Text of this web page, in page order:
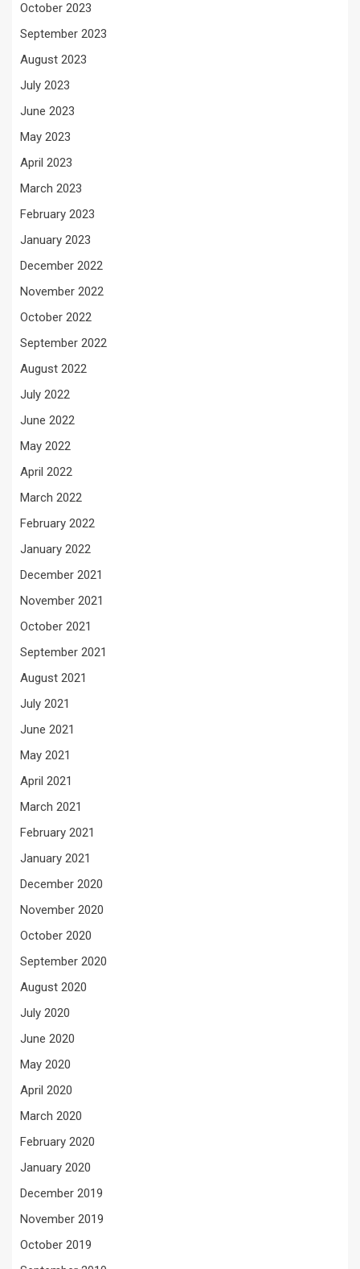
October 2023
September 2023
August 2023
July 2023
June 2023
May 2023
April 2023
March 2023
February 2023
January 2023
December 2022
November 2022
October 2022
September 2022
August 2022
July 2022
June 2022
May 2022
April 2022
March 2022
February 2022
January 2022
December 2021
November 2021
October 2021
September 2021
August 2021
July 2021
June 2021
May 2021
April 2021
March 2021
February 2021
January 2021
December 2020
November 2020
October 2020
September 2020
August 2020
July 2020
June 2020
May 2020
April 2020
March 2020
February 2020
January 2020
December 2019
November 2019
October 2019